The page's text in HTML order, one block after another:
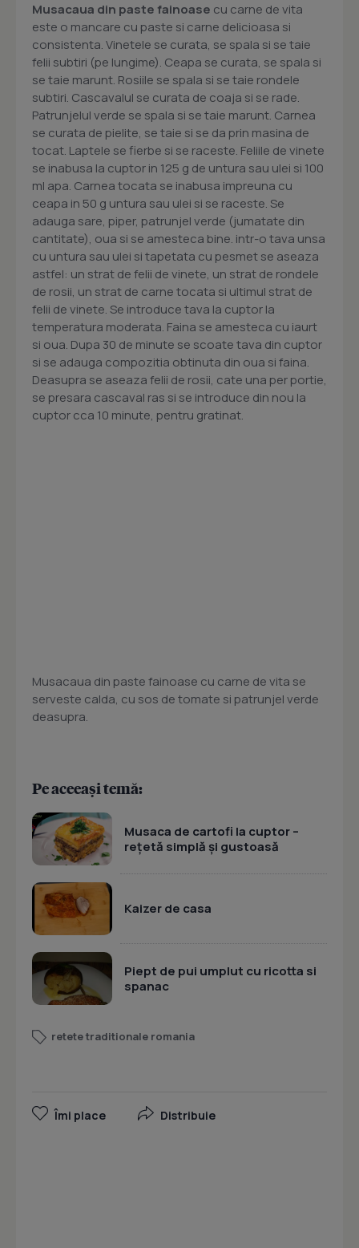
Musacaua din paste fainoase cu carne de vita
este o mancare cu paste si carne delicioasa si
consistenta. Vinetele se curata, se spala si se taie
felii subtiri (pe lungime). Ceapa se curata, se spala si
se taie marunt. Rosiile se spala si se taie rondele
subtiri. Cascavalul se curata de coaja si se rade.
Patrunjelul verde se spala si se taie marunt. Carnea
se curata de pielite, se taie si se da prin masina de
tocat. Laptele se fierbe si se raceste. Feliile de vinete
se inabusa la cuptor in 125 g de untura sau ulei si 100
ml apa. Carnea tocata se inabusa impreuna cu
ceapa in 50 g untura sau ulei si se raceste. Se
adauga sare, piper, patrunjel verde (jumatate din
cantitate), oua si se amesteca bine. intr-o tava unsa
cu untura sau ulei si tapetata cu pesmet se aseaza
astfel: un strat de felii de vinete, un strat de rondele
de rosii, un strat de carne tocata si ultimul strat de
felii de vinete. Se introduce tava la cuptor la
temperatura moderata. Faina se amesteca cu iaurt
si oua. Dupa 30 de minute se scoate tava din cuptor
si se adauga compozitia obtinuta din oua si faina.
Deasupra se aseaza felii de rosii, cate una per portie,
se presara cascaval ras si se introduce din nou la
cuptor cca 10 minute, pentru gratinat.
Musacaua din paste fainoase cu carne de vita se
serveste calda, cu sos de tomate si patrunjel verde
deasupra.
Pe aceeași temă:
Musaca de cartofi la cuptor –
rețetă simplă și gustoasă
Kaizer de casa
Piept de pui umplut cu ricotta si
spanac
retete traditionale romania
Îmi place Distribuie